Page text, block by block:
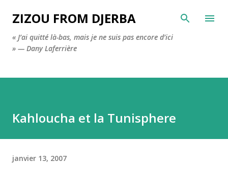
Accéder au contenu principal
ZIZOU FROM DJERBA
« J’ai quitté là-bas, mais je ne suis pas encore d’ici
» — Dany Laferrière
Kahloucha et la Tunisphere
janvier 13, 2007